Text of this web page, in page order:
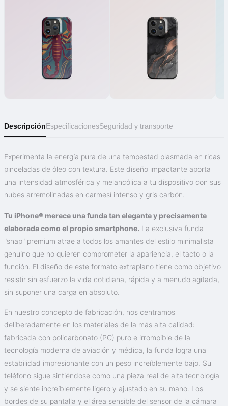
DescripciónEspecificacionesSeguridad y transporte
Experimenta la energía pura de una tempestad plasmada en ricas
pinceladas de óleo con textura. Este diseño impactante aporta
una intensidad atmosférica y melancólica a tu dispositivo con sus
nubes arremolinadas en carmesí intenso y gris carbón.
Tu iPhone® merece una funda tan elegante y precisamente
elaborada como el propio smartphone. La exclusiva funda
"snap" premium atrae a todos los amantes del estilo minimalista
genuino que no quieren comprometer la apariencia, el tacto o la
función. El diseño de este formato extraplano tiene como objetivo
resistir sin esfuerzo la vida cotidiana, rápida y a menudo agitada,
sin suponer una carga en absoluto.
En nuestro concepto de fabricación, nos centramos
deliberadamente en los materiales de la más alta calidad:
fabricada con policarbonato (PC) puro e irrompible de la
tecnología moderna de aviación y médica, la funda logra una
estabilidad impresionante con un peso increíblemente bajo. Su
teléfono sigue sintiéndose como una pieza real de alta tecnología
y se siente increíblemente ligero y ajustado en su mano. Los
bordes de su pantalla y el área sensible del sensor de la cámara